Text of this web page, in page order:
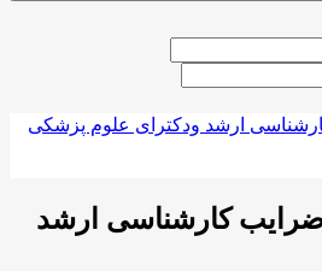
کارشناسی ارشد